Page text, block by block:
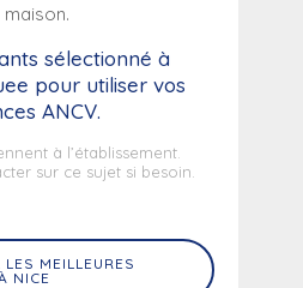
sélectionné à
pour utiliser vos
ANCV.
à l’établissement.
sur ce sujet si besoin.
MEILLEURES
NICE